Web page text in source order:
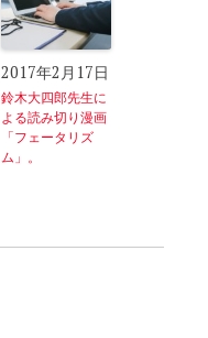
2017年2月17日
鈴木大四郎先生に
よる読み切り漫画
「フェータリズ
ム」。